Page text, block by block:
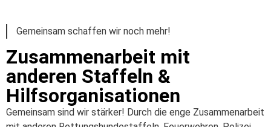
Gemeinsam schaffen wir noch mehr!
Zusammenarbeit mit
anderen Staffeln &
Hilfsorganisationen
Gemeinsam sind wir stärker! Durch die enge Zusammenarbeit